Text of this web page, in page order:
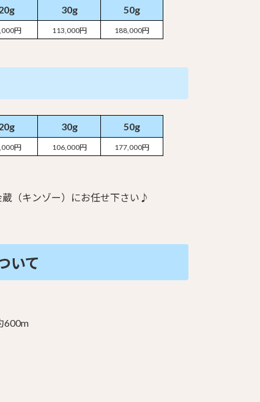
30g 50g
円 113,000円 188,000円
30g 50g
円 106,000円 177,000円
（キンゾー）にお任せ下さい♪
いて
600m